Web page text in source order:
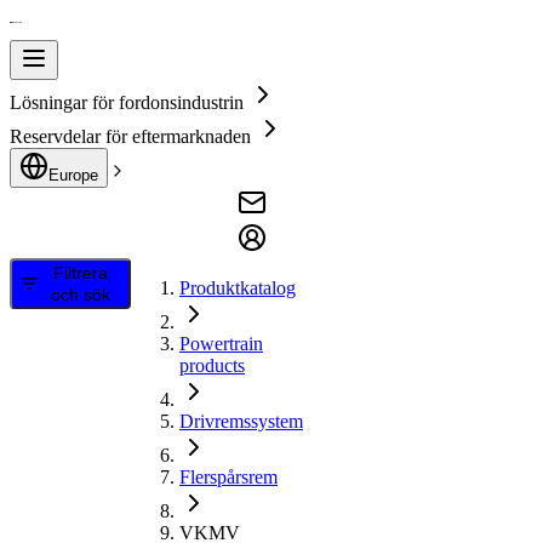
Lösningar för fordonsindustrin
Reservdelar för eftermarknaden
Europe
Filtrera
och sök
Produktkatalog
Powertrain
products
Drivremssystem
Flerspårsrem
VKMV